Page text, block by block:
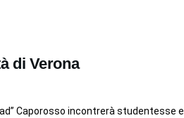
di Verona
Caporosso incontrerà studentesse e